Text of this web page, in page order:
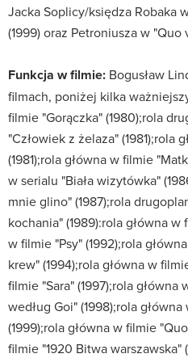
Jacka Soplicy/księdza Robaka
(1999) oraz Petroniusza w "Quo
Funkcja w filmie: Bogusław
filmach, poniżej kilka
filmie "Gorączka" (1980);rola
"Człowiek z żelaza" (1981);rola
(1981);rola główna w filmie
w serialu "Biała wizytówka"
mnie glino" (1987);rola
kochania" (1989):rola główna w
w filmie "Psy" (1992);rola
krew" (1994);rola główna w
filmie "Sara" (1997);rola
według Goi" (1998);rola
(1999);rola główna w filmie
filmie "1920 Bitwa warszawska"